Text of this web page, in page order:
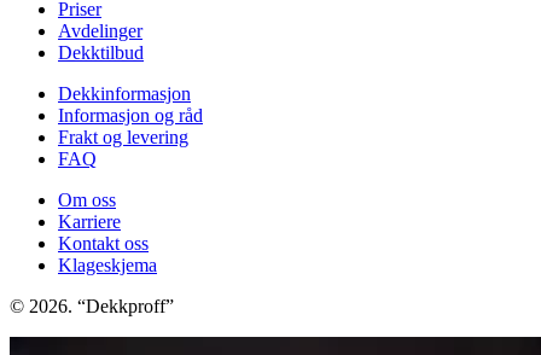
Priser
Avdelinger
Dekktilbud
Dekkinformasjon
Informasjon og råd
Frakt og levering
FAQ
Om oss
Karriere
Kontakt oss
Klageskjema
© 2026. “Dekkproff”